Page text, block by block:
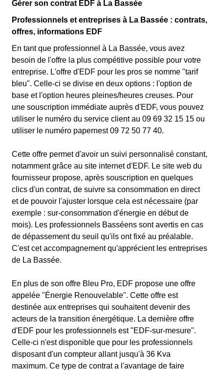
Gérer son contrat EDF à La Bassée
Professionnels et entreprises à La Bassée : contrats,
offres, informations EDF
En tant que professionnel à La Bassée, vous avez
besoin de l'offre la plus compétitive possible pour votre
entreprise. L'offre d'EDF pour les pros se nomme "tarif
bleu". Celle-ci se divise en deux options : l'option de
base et l'option heures pleines/heures creuses. Pour
une souscription immédiate auprès d'EDF, vous pouvez
utiliser le numéro du service client au 09 69 32 15 15 ou
utiliser le numéro papernest 09 72 50 77 40.
Cette offre permet d'avoir un suivi personnalisé constant,
notamment grâce au site internet d'EDF. Le site web du
fournisseur propose, après souscription en quelques
clics d'un contrat, de suivre sa consommation en direct
et de pouvoir l'ajuster lorsque cela est nécessaire (par
exemple : sur-consommation d'énergie en début de
mois). Les professionnels Basséens sont avertis en cas
de dépassement du seuil qu'ils ont fixé au préalable.
C'est cet accompagnement qu'apprécient les entreprises
de La Bassée.
En plus de son offre Bleu Pro, EDF propose une offre
appelée "Énergie Renouvelable". Cette offre est
destinée aux entreprises qui souhaitent devenir des
acteurs de la transition énergétique. La dernière offre
d'EDF pour les professionnels est "EDF-sur-mesure".
Celle-ci n'est disponible que pour les professionnels
disposant d'un compteur allant jusqu'à 36 Kva
maximum. Ce type de contrat a l'avantage de faire